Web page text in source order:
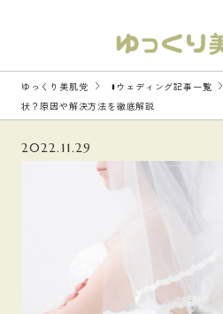
ゆっくり美肌党 #ウェディング記事一覧
状？原因や解決方法を徹底解説
2022.11.29